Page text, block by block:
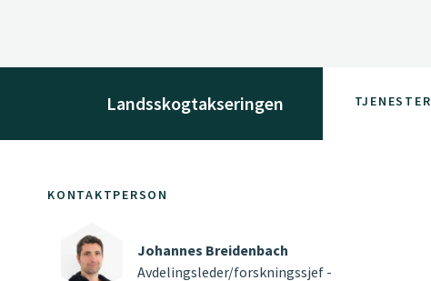
Landsskogtakseringen TJENESTER
KONTAKTPERSON
Johannes Breidenbach
Avdelingsleder/forskningssjef -